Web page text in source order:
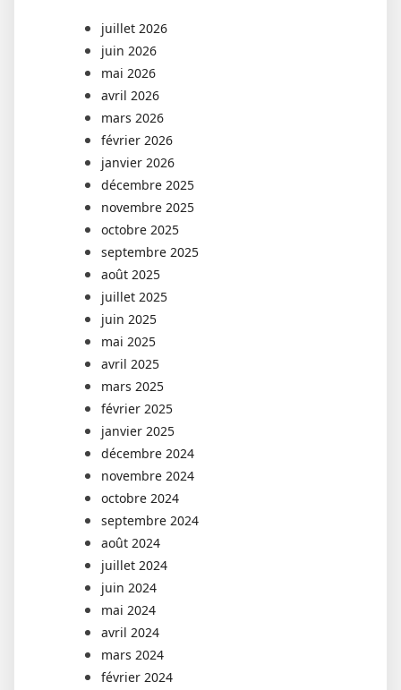
juillet 2026
juin 2026
mai 2026
avril 2026
mars 2026
février 2026
janvier 2026
décembre 2025
novembre 2025
octobre 2025
septembre 2025
août 2025
juillet 2025
juin 2025
mai 2025
avril 2025
mars 2025
février 2025
janvier 2025
décembre 2024
novembre 2024
octobre 2024
septembre 2024
août 2024
juillet 2024
juin 2024
mai 2024
avril 2024
mars 2024
février 2024